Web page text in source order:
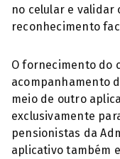
no celular e validar
reconhecimento
O fornecimento do
acompanhamento
meio de outro
exclusivamente
pensionistas da
aplicativo também